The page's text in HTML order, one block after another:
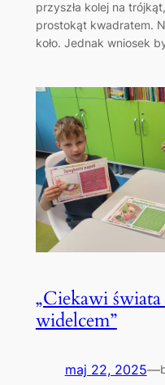
przyszła kolej na
prostokąt kwadratem.
koło. Jednak wniosek
„Ciekawi
widelcem”
maj 22, 2025—